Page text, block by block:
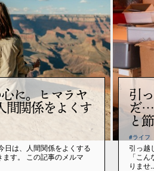
に。ヒマラヤ
間関係をよくす
日は、人間関係をよくする
す。 この記事のメルマ
引
だ…
と
#ライフ
引っ越
「こ
りませ